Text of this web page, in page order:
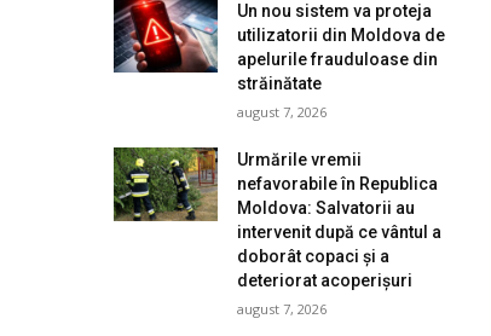
Un nou sistem va proteja
utilizatorii din Moldova de
apelurile frauduloase din
străinătate
august 7, 2026
Urmările vremii
nefavorabile în Republica
Moldova: Salvatorii au
intervenit după ce vântul a
doborât copaci și a
deteriorat acoperișuri
august 7, 2026